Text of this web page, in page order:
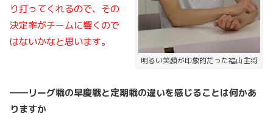
明るい笑顔が印象的だった福山主将
り打ってくれるので、その
決定率がチームに響くので
はないかなと思います。
――リーグ戦の早慶戦と定期戦の違いを感じることは何かあ
りますか